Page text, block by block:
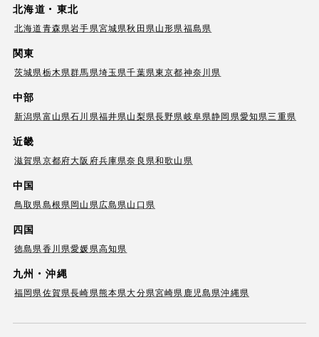
北海道・東北
北海道青森県岩手県宮城県秋田県山形県福島県
関東
茨城県栃木県群馬県埼玉県千葉県東京都神奈川県
中部
新潟県富山県石川県福井県山梨県長野県岐阜県静岡県愛知県三重県
近畿
滋賀県京都府大阪府兵庫県奈良県和歌山県
中国
鳥取県島根県岡山県広島県山口県
四国
徳島県香川県愛媛県高知県
九州・沖縄
福岡県佐賀県長崎県熊本県大分県宮崎県 鹿児島県沖縄県